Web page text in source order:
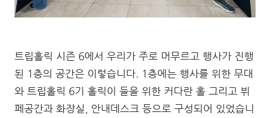
트립홀릭 시즌 6에서 우리가 주로 머무르고 행사가 진행
된 1층의 공간은 이렇습니다. 1층에는 행사를 위한 무대
와 트립홀릭 6기 홀릭이 들을 위한 커다란 홀 그리고 뷔
페공간과 화장실, 안내데스크 등으로 구성되어 있었습니